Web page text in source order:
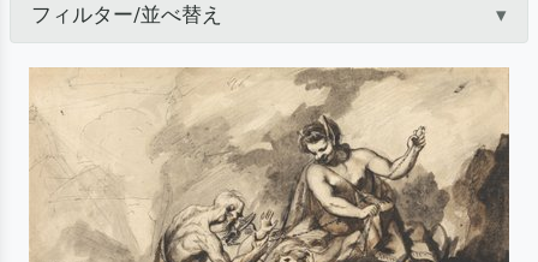
フィルター/並べ替え